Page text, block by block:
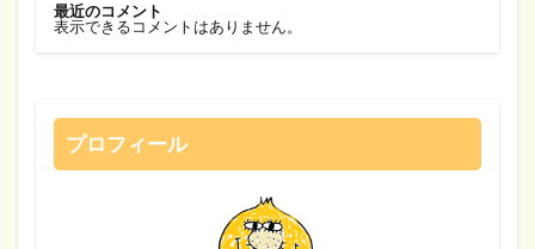
最近のコメント
表示できるコメントはありません。
プロフィール